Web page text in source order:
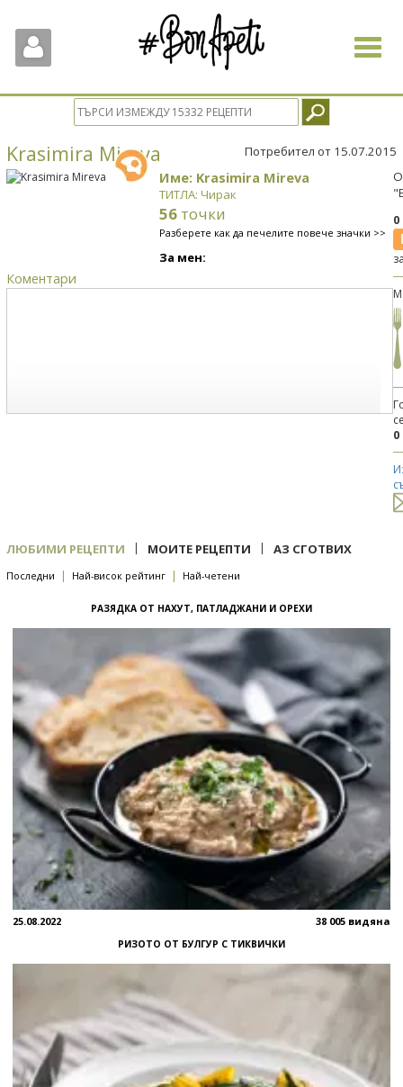
Toggle
Krasimira Mireva Потребител от 15.07.2015
Име: Krasimira Mireva
ТИТЛА: Чирак
56 точки
Разберете как да печелите повече значки >>
За мен:
Коментари
0
ЛЮБИМИ РЕЦЕПТИ | МОИТЕ РЕЦЕПТИ | АЗ СГОТВИХ
Последни | Най-висок рейтинг | Най-четени
РАЗЯДКА ОТ НАХУТ, ПАТЛАДЖАНИ И ОРЕХИ
25.08.2022 38 005 видяна
РИЗОТО ОТ БУЛГУР С ТИКВИЧКИ